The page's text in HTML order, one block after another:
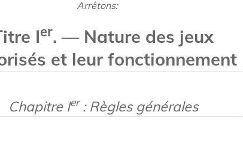
Arrêtons:
Ier. — Nature des jeux
et leur fonctionnement
Chapitre Ier : Règles générales